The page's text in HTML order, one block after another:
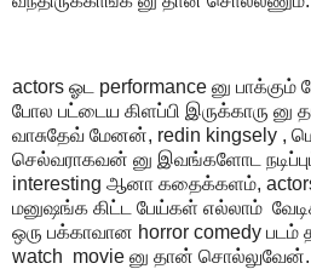
actors ஓட performance னு பாக்கும்
போல பட்டைய கிளப்பி இருக்காரு
வாசுதேவ் மேனன், redin kingsely ,
செல்வராகவன் னு இவங்களோட
interesting ஆனா கதைக்களம், actors
மனுஷங்க கிட்ட பேய்கள் எல்லாம்
ஒரு பக்காவான horror comedy
watch movie னு தான்